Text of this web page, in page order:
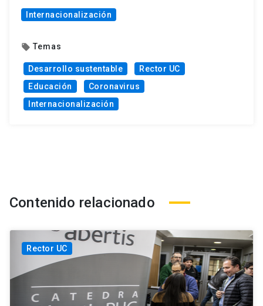
Internacionalización
local_offer Temas
Desarrollo sustentable
Rector UC
Educación
Coronavirus
Internacionalización
Contenido relacionado
Rector UC